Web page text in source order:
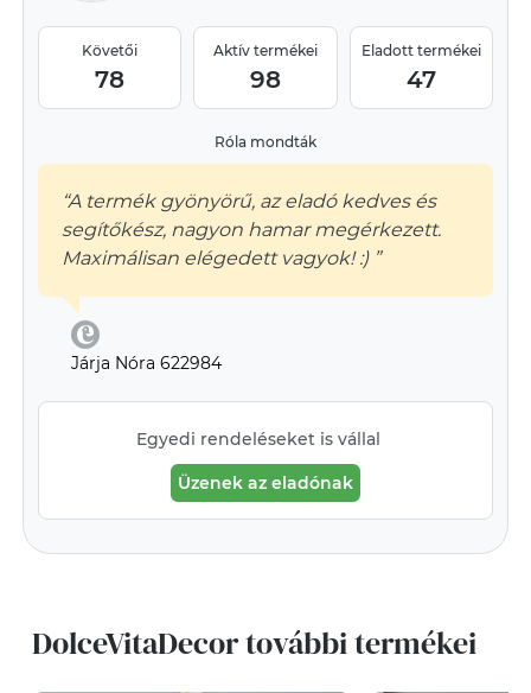
Követői
78
Aktív termékei
98
Eladott termékei
47
Róla mondták
“A termék gyönyörű, az eladó kedves és
segítőkész, nagyon hamar megérkezett.
Maximálisan elégedett vagyok! :) ”
Járja Nóra 622984
Egyedi rendeléseket is vállal
Üzenek az eladónak
DolceVitaDecor további termékei